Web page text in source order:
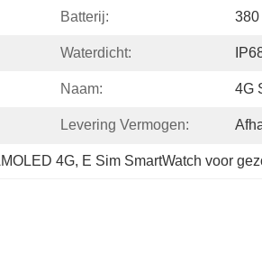
Batterij: 380
Waterdicht:
Naam: 4G
Levering Vermogen:
4G, E Sim SmartWatch voor